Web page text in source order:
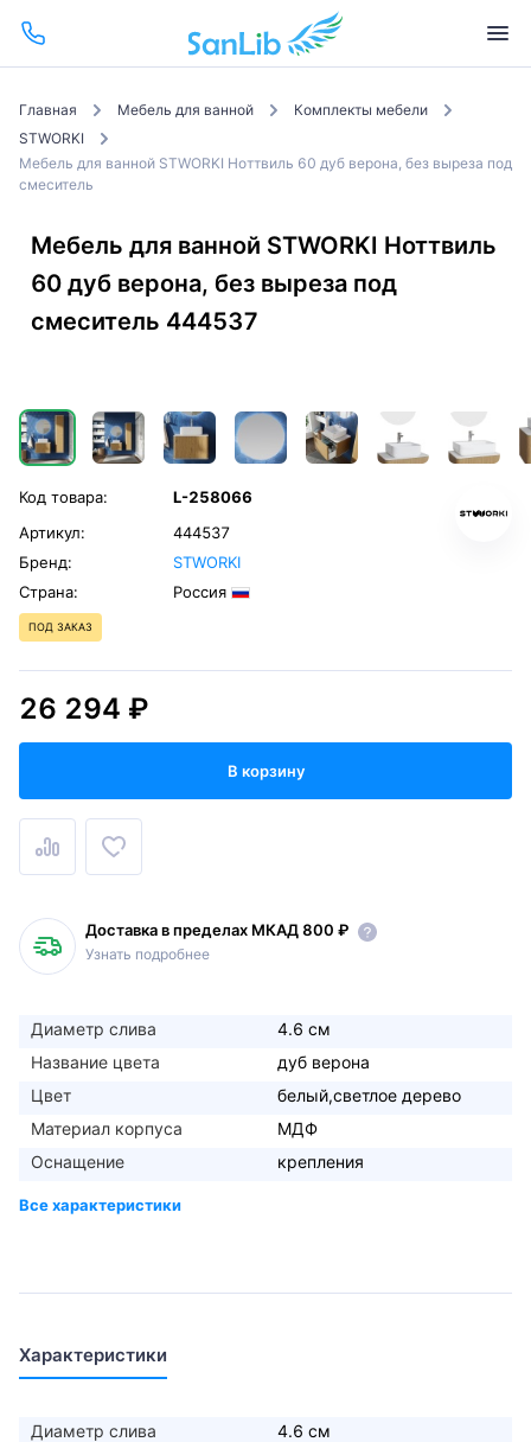
Главная Мебель для ванной
Комплекты мебели
STWORKI
Мебель для ванной STWORKI Ноттвиль 60 дуб верона, без выреза под
смеситель
Мебель для ванной STWORKI Ноттвиль
60 дуб верона, без выреза под
смеситель 444537
Код товара:
L-258066
Артикул:
444537
Бренд:
STWORKI
Страна:
Россия
ПОД ЗАКАЗ
26 294 ₽
В корзину
Доставка в пределах МКАД 800 ₽
Узнать подробнее
Диаметр слива
4.6 см
Название цвета
дуб верона
Цвет
белый,светлое дерево
Материал корпуса
МДФ
Оснащение
крепления
Характеристики
Диаметр слива
4.6 см